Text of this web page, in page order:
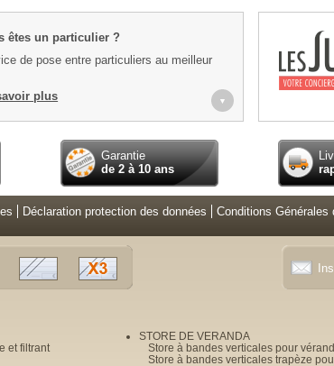
êtes un particulier ?
de pose entre particuliers au meilleur
plus
▼
Garantie
de 2 à 10 ans
Déclaration protection des données Conditions Générales
et filtrant
STORE DE VERANDA
Store à bandes verticales pour
Store à bandes verticales trapèze